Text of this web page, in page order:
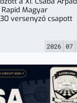
Magyar
versenyző csapott
2026 07